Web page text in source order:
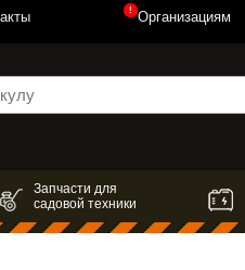
Организациям
!
Запчасти для
садовой техники